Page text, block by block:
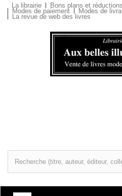
La librairie Bons plans et réductions
Modes de paiement Modes de
La revue de web des livres